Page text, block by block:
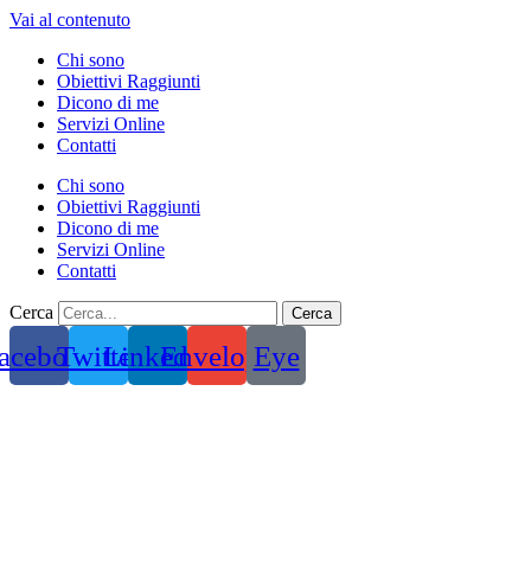
Vai al contenuto
Chi sono
Obiettivi Raggiunti
Dicono di me
Servizi Online
Contatti
Chi sono
Obiettivi Raggiunti
Dicono di me
Servizi Online
Contatti
Cerca Cerca
TwitterLinkedinEnvelopeEye